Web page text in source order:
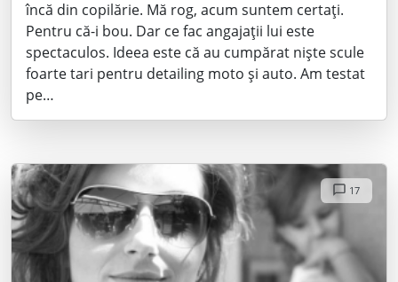
încă din copilărie. Mă rog, acum suntem certați.
Pentru că-i bou. Dar ce fac angajații lui este
spectaculos. Ideea este că au cumpărat niște scule
foarte tari pentru detailing moto și auto. Am testat
pe…
17